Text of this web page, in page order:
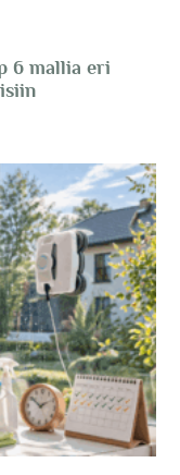
6 mallia eri